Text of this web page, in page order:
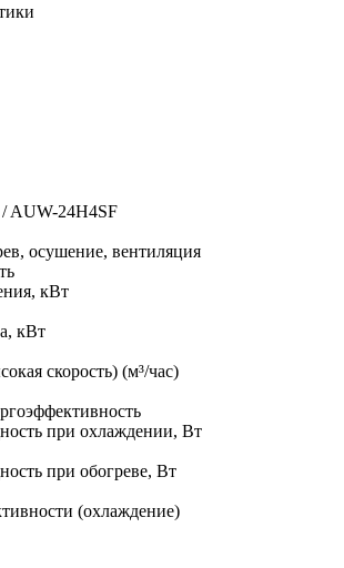
AUW-24H4SF
осушение, вентиляция
кВт
кВт
скорость) (м³/час)
при охлаждении, Вт
при обогреве, Вт
(охлаждение)